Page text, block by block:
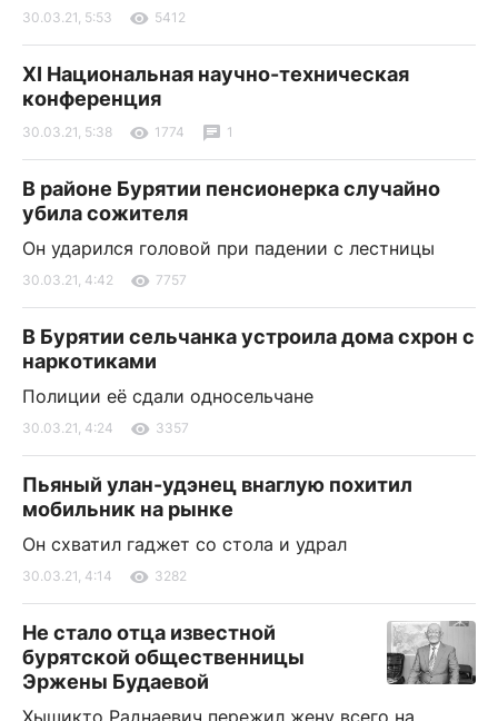
30.03.21, 5:53 5412
XI Национальная научно-техническая
конференция
30.03.21, 5:38 1774 1
В районе Бурятии пенсионерка случайно
убила сожителя
Он ударился головой при падении с лестницы
30.03.21, 4:42 7757
В Бурятии сельчанка устроила дома схрон с
наркотиками
Полиции её сдали односельчане
30.03.21, 4:24 3357
Пьяный улан-удэнец внаглую похитил
мобильник на рынке
Он схватил гаджет со стола и удрал
30.03.21, 4:14 3282
Не стало отца известной
бурятской общественницы
Эржены Будаевой